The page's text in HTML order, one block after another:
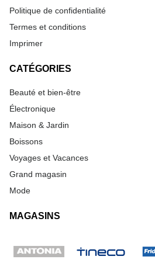
Politique de confidentialité
Termes et conditions
Imprimer
CATÉGORIES
Beauté et bien-être
Électronique
Maison & Jardin
Boissons
Voyages et Vacances
Grand magasin
Mode
MAGASINS